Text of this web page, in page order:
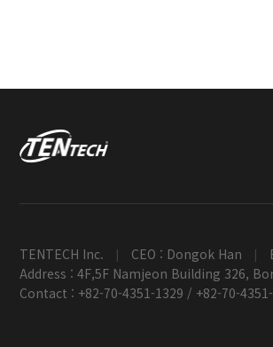
TENTECH Inc. | CEO : Dongok Han |
Address : 4F,5F Namjeon Building 326,
Contact : +82-70-4351-1329 / +82-70-